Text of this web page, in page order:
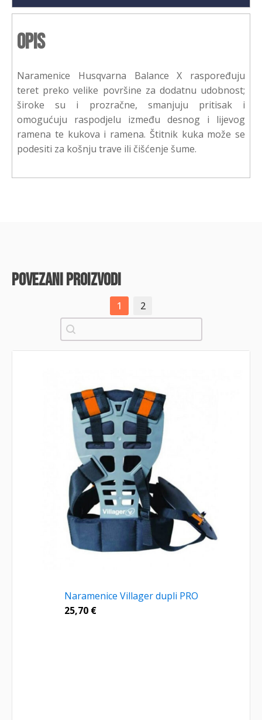
Opis
Naramenice Husqvarna Balance X raspoređuju
teret preko velike površine za dodatnu udobnost;
široke su i prozračne, smanjuju pritisak i
omogućuju raspodjelu između desnog i lijevog
ramena te kukova i ramena. Štitnik kuka može se
podesiti za košnju trave ili čišćenje šume.
povezani proizvodi
1
2
Pretraži
Naramenice Villager dupli PRO
25,70 €